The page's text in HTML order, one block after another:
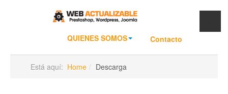
QUIENES SOMOS Contacto
Está aquí: Home Descarga